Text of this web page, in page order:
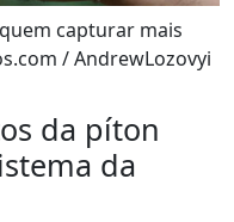
capturar mais
/ AndrewLozovyi
da píton
da